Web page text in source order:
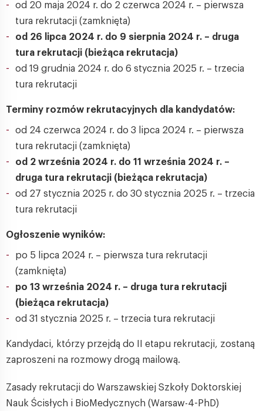
od 20 maja 2024 r. do 2 czerwca 2024 r. – pierwsza
tura rekrutacji (zamknięta)
od 26 lipca 2024 r. do 9 sierpnia 2024 r. – druga
tura rekrutacji (bieżąca rekrutacja)
od 19 grudnia 2024 r. do 6 stycznia 2025 r. – trzecia
tura rekrutacji
Terminy rozmów rekrutacyjnych dla kandydatów:
od 24 czerwca 2024 r. do 3 lipca 2024 r. – pierwsza
tura rekrutacji (zamknięta)
od 2 września 2024 r. do 11 września 2024 r. –
druga tura rekrutacji (bieżąca rekrutacja)
od 27 stycznia 2025 r. do 30 stycznia 2025 r. – trzecia
tura rekrutacji
Ogłoszenie wyników:
po 5 lipca 2024 r. – pierwsza tura rekrutacji
(zamknięta)
po 13 września 2024 r. – druga tura rekrutacji
(bieżąca rekrutacja)
od 31 stycznia 2025 r. – trzecia tura rekrutacji
Kandydaci, którzy przejdą do II etapu rekrutacji, zostaną
zaproszeni na rozmowy drogą mailową.
Zasady rekrutacji do Warszawskiej Szkoły Doktorskiej
Nauk Ścisłych i BioMedycznych (Warsaw-4-PhD)